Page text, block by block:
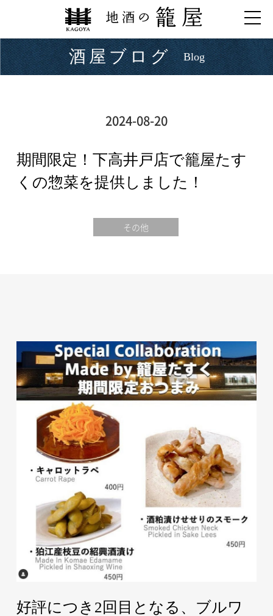
酒屋ブログ Blog
2024-08-20
期間限定！下高井戸店で籠屋たす
くの惣菜を提供しました！
その他
好評につき2回目となる、ブルワ